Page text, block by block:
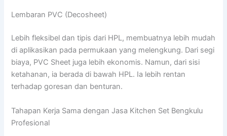
Lembaran PVC (Decosheet)
Lebih fleksibel dan tipis dari HPL, membuatnya lebih mudah
di aplikasikan pada permukaan yang melengkung. Dari segi
biaya, PVC Sheet juga lebih ekonomis. Namun, dari sisi
ketahanan, ia berada di bawah HPL. Ia lebih rentan
terhadap goresan dan benturan.
Tahapan Kerja Sama dengan Jasa Kitchen Set Bengkulu
Profesional